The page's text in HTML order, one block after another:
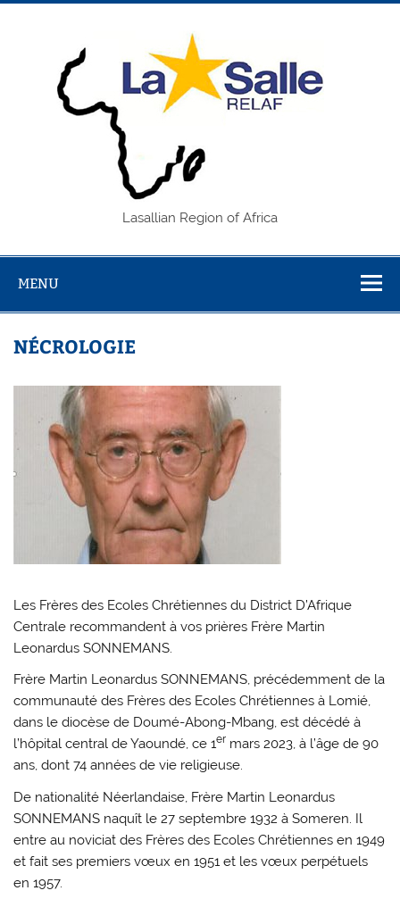
Skip
Lasallian Region of Africa
MENU
NÉCROLOGIE
Les Frères des Ecoles Chrétiennes du District D’Afrique
Centrale recommandent à vos prières Frère Martin
Leonardus SONNEMANS.
Frère Martin Leonardus SONNEMANS, précédemment de la
communauté des Frères des Ecoles Chrétiennes à Lomié,
dans le diocèse de Doumé-Abong-Mbang, est décédé à
l’hôpital central de Yaoundé, ce 1er mars 2023, à l’âge de 90
ans, dont 74 années de vie religieuse.
De nationalité Néerlandaise, Frère Martin Leonardus
SONNEMANS naquît le 27 septembre 1932 à Someren. Il
entre au noviciat des Frères des Ecoles Chrétiennes en 1949
et fait ses premiers vœux en 1951 et les vœux perpétuels
en 1957.